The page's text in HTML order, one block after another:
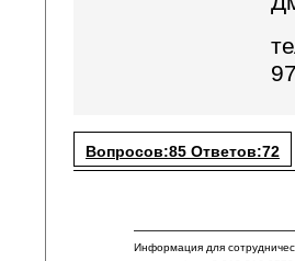
Вопросов:85 Ответов:72
Информация для